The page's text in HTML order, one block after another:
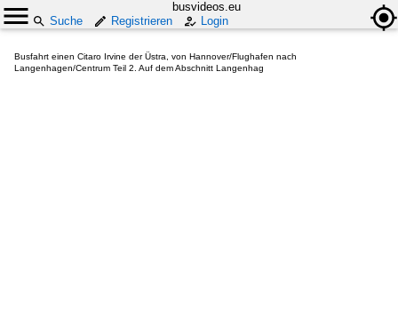
busvideos.eu
Suche
Registrieren Login
Busfahrt einen Citaro Irvine der Üstra, von Hannover/Flughafen nach
Langenhagen/Centrum Teil 2. Auf dem Abschnitt Langenhag